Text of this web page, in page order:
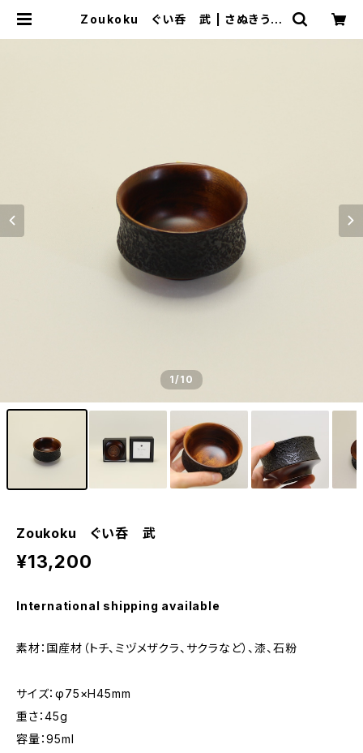
Zoukoku ぐい呑 武 | さぬきうる
1/10
Zoukoku ぐい呑 武
¥13,200
International shipping available
素材：国産材（トチ、ミヅメザクラ、サクラなど）、漆、石粉
サイズ：φ75×H45mm
重さ：45g
容量：95ml